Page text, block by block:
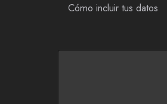
Cómo incluir tus datos